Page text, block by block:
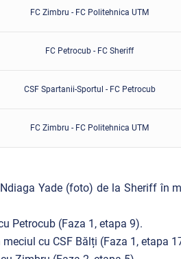
FC Zimbru - FC Politehnica UTM
FC Petrocub - FC Sheriff
CSF Spartanii-Sportul - FC Petrocub
FC Zimbru - FC Politehnica UTM
Yade (foto) de la Sheriff în
Petrocub (Faza 1, etapa 9).
cu CSF Bălți (Faza 1, etapa